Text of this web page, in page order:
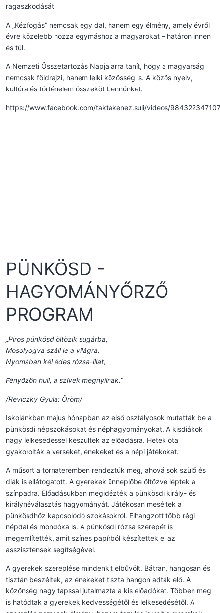
ragaszkodását.
A „Kézfogás” nemcsak egy dal, hanem egy élmény, amely évről
évre közelebb hozza egymáshoz a magyarokat – határon innen
és túl.
A Nemzeti Összetartozás Napja arra tanít, hogy a magyarság
nemcsak földrajzi, hanem lelki közösség is. A közös nyelv,
kultúra és történelem összeköt bennünket.
https://www.facebook.com/taktakenez.suli/videos/
PÜNKÖSD -
HAGYOMÁNYŐRZŐ
PROGRAM
„Piros pünkösd öltözik sugárba,
Mosolyogva száll le a világra.
Nyomában kél édes rózsa-illat,
Fényözön hull, a szívek megnyílnak.”
/Reviczky Gyula: Öröm/
Iskolánkban május hónapban az első osztályosok mutatták be a
pünkösdi népszokásokat és néphagyományokat. A kisdiákok
nagy lelkesedéssel készültek az előadásra. Hetek óta
gyakorolták a verseket, énekeket és a népi játékokat.
A műsort a tornateremben rendeztük meg, ahová sok szülő és
diák is ellátogatott. A gyerekek ünneplőbe öltözve léptek a
színpadra. Előadásukban megidézték a pünkösdi király- és
királynéválasztás hagyományát. Játékosan meséltek a
pünkösdhöz kapcsolódó szokásokról. Elhangzott több régi
népdal és mondóka is. A pünkösdi rózsa szerepét is
megemlítették, amit színes papírból készítettek el az
asszisztensek segítségével.
A gyerekek szereplése mindenkit elbűvölt. Bátran, hangosan és
tisztán beszéltek, az énekeket tiszta hangon adták elő. A
közönség nagy tapssal jutalmazta a kis előadókat. Többen meg
is hatódtak a gyerekek kedvességétől és lelkesedésétől. A